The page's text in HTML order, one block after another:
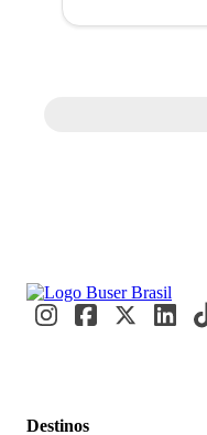
Destinos